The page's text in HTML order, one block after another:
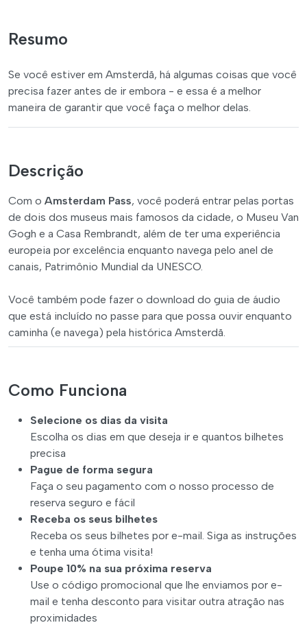
Resumo
Se você estiver em Amsterdã, há algumas coisas que você
precisa fazer antes de ir embora - e essa é a melhor
maneira de garantir que você faça o melhor delas.
Descrição
Com o Amsterdam Pass, você poderá entrar pelas portas
de dois dos museus mais famosos da cidade, o Museu Van
Gogh e a Casa Rembrandt, além de ter uma experiência
europeia por excelência enquanto navega pelo anel de
canais, Patrimônio Mundial da UNESCO.
Você também pode fazer o download do guia de áudio
que está incluído no passe para que possa ouvir enquanto
caminha (e navega) pela histórica Amsterdã.
Como Funciona
Selecione os dias da visita
Escolha os dias em que deseja ir e quantos bilhetes
precisa
Pague de forma segura
Faça o seu pagamento com o nosso processo de
reserva seguro e fácil
Receba os seus bilhetes
Receba os seus bilhetes por e-mail. Siga as instruções
e tenha uma ótima visita!
Poupe 10% na sua próxima reserva
Use o código promocional que lhe enviamos por e-
mail e tenha desconto para visitar outra atração nas
proximidades